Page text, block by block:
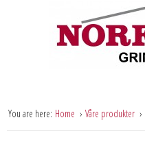
You are here: Home Våre produkter